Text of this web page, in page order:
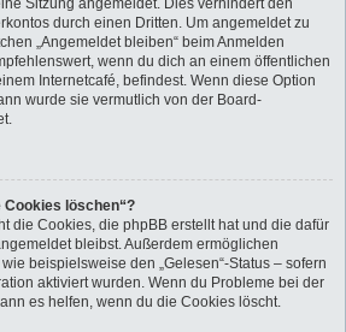
Sitzung angemeldet. Dies verhindert den
durch einen Dritten. Um angemeldet zu
„Angemeldet bleiben“ beim Anmelden
wenn du dich an einem öffentlichen
Internetcafé, befindest. Wenn diese Option
wurde sie vermutlich von der Board-
Cookies löschen“?
die Cookies, die phpBB erstellt hat und die dafür
bleibst. Außerdem ermöglichen
beispielsweise den „Gelesen“-Status – sofern
aktiviert wurden. Wenn du Probleme bei der
es helfen, wenn du die Cookies löscht.